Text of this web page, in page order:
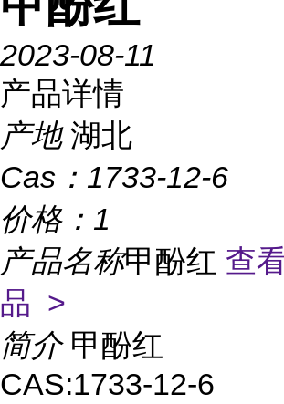
2023-08-11
产品详情
产地 湖北
Cas： 1733-12-6
价格： 1
产品名称甲酚红 查
品 >
简介 甲酚红
CAS:1733-12-6